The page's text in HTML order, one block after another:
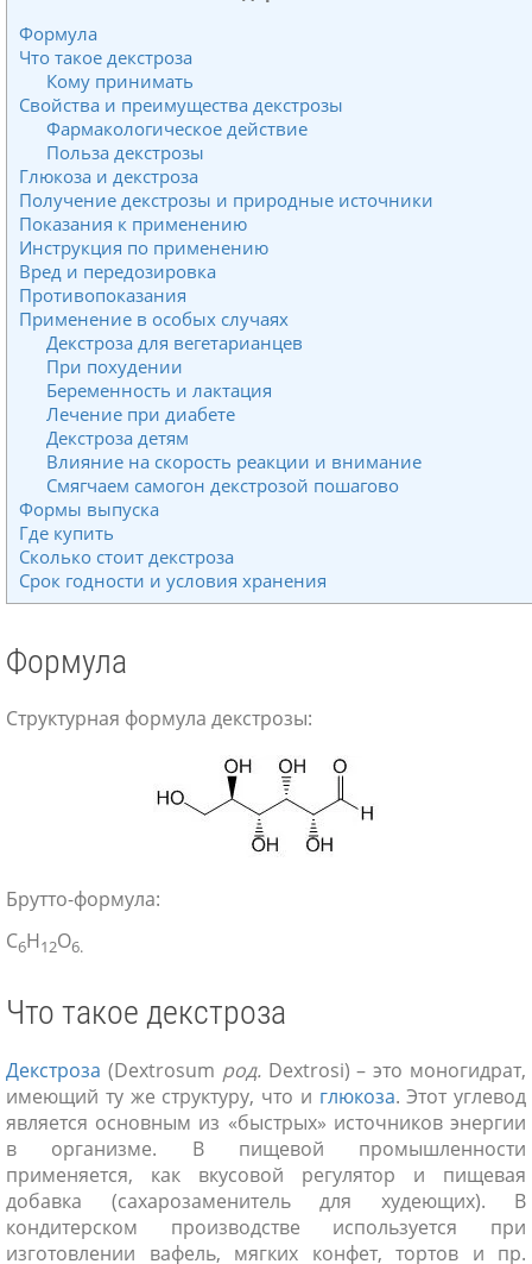
Формула
Что такое декстроза
Кому принимать
Свойства и преимущества декстрозы
Фармакологическое действие
Польза декстрозы
Глюкоза и декстроза
Получение декстрозы и природные источники
Показания к применению
Инструкция по применению
Вред и передозировка
Противопоказания
Применение в особых случаях
Декстроза для вегетарианцев
При похудении
Беременность и лактация
Лечение при диабете
Декстроза детям
Влияние на скорость реакции и внимание
Смягчаем самогон декстрозой пошагово
Формы выпуска
Где купить
Сколько стоит декстроза
Срок годности и условия хранения
Формула
Структурная формула декстрозы:
Брутто-формула:
С6Н12О6.
Что такое декстроза
Декстроза (Dextrosum род.Dextrosi) – это моногидрат,
имеющий ту же структуру, что и глюкоза. Этот углевод
является основным из «быстрых» источников энергии
в организме. В пищевой промышленности
применяется, как вкусовой регулятор и пищевая
добавка (сахарозаменитель для худеющих). В
кондитерском производстве используется при
изготовлении вафель, мягких конфет, тортов и пр.